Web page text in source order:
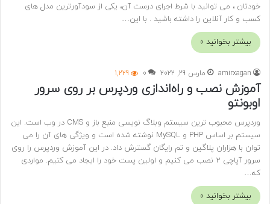
خودتان ، می توانید با شرط اجرای درست آن، یکی از سودآورترین مدل های
کسب و کار آنلاین را داشته باشید . با این…
بیشتر بخوانید »
amirxagan مارس 29, 2022 0
1,229
آموزش نصب و راه‌اندازی وردپرس بر روی سرور
اوبونتو
وردپرس محبوب ترین سیستم وبلاگ نویسی منبع باز و CMS در وب است. این
سیستم بر اساس PHP و MySQL نوشته شده است و ویژگی های آن را می
توان با هزاران پلاگین و تم رایگان گسترش داد. در این آموزش وردپرس را روی
سرور آپاچی 2 نصب می کنیم و اولین پست خود را ایجاد می کنیم. مواردی
که…
بیشتر بخوانید »